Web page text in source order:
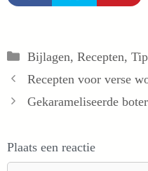
Categorieën
Bijlagen, Recepten,
Recepten voor verse
Gekarameliseerde boter
Plaats een reactie